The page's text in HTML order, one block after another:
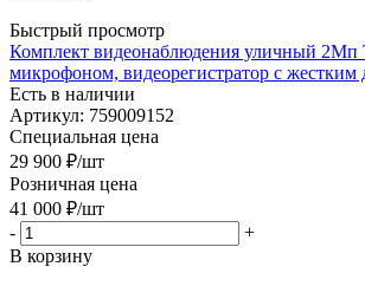
Быстрый просмотр
Комплект видеонаблюдения уличный 2Мп
микрофоном, видеорегистратор с жестким
Есть в наличии
Артикул: 759009152
Специальная цена
29 900 ₽/шт
Розничная цена
41 000 ₽/шт
-
+
В корзину